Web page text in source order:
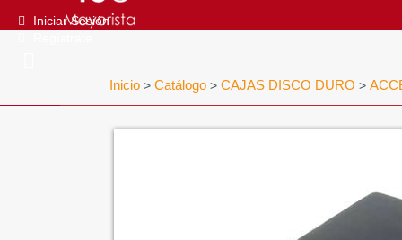
Iniciar Sesión
Inicio > Catálogo > CAJAS DISCO DURO >